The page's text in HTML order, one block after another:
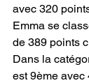
avec 320
Emma se
de 389 points
Dans la
est 9ème avec